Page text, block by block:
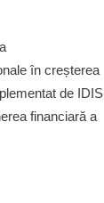
în creșterea
de IDIS
financiară a